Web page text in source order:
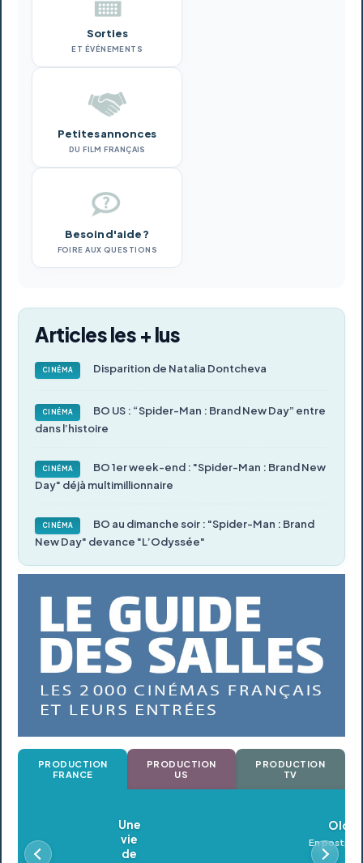
Sorties
ET ÉVÉNEMENTS
Petites annonces
DU FILM FRANÇAIS
Besoin d'aide ?
FOIRE AUX QUESTIONS
Articles les + lus
CINÉMA Disparition de Natalia Dontcheva
CINÉMA
BO US : “Spider-Man : Brand New Day” entre
dans l’histoire
CINÉMA
BO 1er week-end : "Spider-Man : Brand New
Day" déjà multimillionnaire
CINÉMA
BO au dimanche soir : "Spider-Man : Brand
New Day" devance "L’Odyssée"
PRODUCTION
FRANCE
PRODUCTION
US
PRODUCTION
TV
Oldeupe
En postproduction